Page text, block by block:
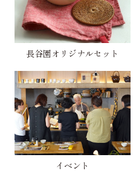
長谷園オリジナルセット
イベント